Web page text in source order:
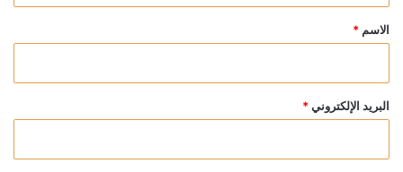
*
الاسم *
البريد الإلكتروني *